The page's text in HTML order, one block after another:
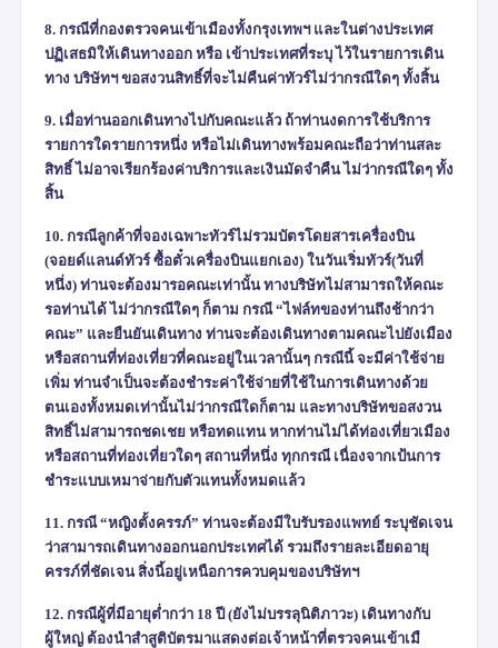
8. กรณีที่กองตรวจคนเข้าเมืองทั้งกรุงเทพฯ และในต่างประเทศ
ปฏิเสธมิให้เดินทางออก หรือ เข้าประเทศที่ระบุ ไว้ในรายการเดิน
ทาง บริษัทฯ ขอสงวนสิทธิ์ที่จะไม่คืนค่าทัวร์ไม่ว่ากรณีใดๆ ทั้งสิ้น
9. เมื่อท่านออกเดินทางไปกับคณะแล้ว ถ้าท่านงดการใช้บริการ
รายการใดรายการหนึ่ง หรือไม่เดินทางพร้อมคณะถือว่าท่านสละ
สิทธิ์ ไม่อาจเรียกร้องค่าบริการและเงินมัดจำคืน ไม่ว่ากรณีใดๆ ทั้ง
สิ้น
10. กรณีลูกค้าที่จองเฉพาะทัวร์ไม่รวมบัตรโดยสารเครื่องบิน
(จอยด์แลนด์ทัวร์ ซื้อตั๋วเครื่องบินแยกเอง) ในวันเริ่มทัวร์(วันที่
หนึ่ง) ท่านจะต้องมารอคณะเท่านั้น ทางบริษัทไม่สามารถให้คณะ
รอท่านได้ ไม่ว่ากรณีใดๆ ก็ตาม กรณี “ไฟล์ทของท่านถึงช้ากว่า
คณะ” และยืนยันเดินทาง ท่านจะต้องเดินทางตามคณะไปยังเมือง
หรือสถานที่ท่องเที่ยวที่คณะอยู่ในเวลานั้นๆ กรณีนี้ จะมีค่าใช้จ่าย
เพิ่ม ท่านจำเป็นจะต้องชำระค่าใช้จ่ายที่ใช้ในการเดินทางด้วย
ตนเองทั้งหมดเท่านั้นไม่ว่ากรณีใดก็ตาม และทางบริษัทขอสงวน
สิทธิ์ไม่สามารถชดเชย หรือทดแทน หากท่านไม่ได้ท่องเที่ยวเมือง
หรือสถานที่ท่องเที่ยวใดๆ สถานที่หนึ่ง ทุกกรณี เนื่องจากเป้นการ
ชำระแบบเหมาจ่ายกับตัวแทนทั้งหมดแล้ว
11. กรณี “หญิงตั้งครรภ์” ท่านจะต้องมีใบรับรองแพทย์ ระบุชัดเจน
ว่าสามารถเดินทางออกนอกประเทศได้ รวมถึงรายละเอียดอายุ
ครรภ์ที่ชัดเจน สิ่งนี้อยู่เหนือการควบคุมของบริษัทฯ
12. กรณีผู้ที่มีอายุต่ำกว่า 18 ปี (ยังไม่บรรลุนิติภาวะ) เดินทางกับ
ผู้ใหญ่ ต้องนำสำสูติบัตรมาแสดงต่อเจ้าหน้าที่ตรวจคนเข้าเมื